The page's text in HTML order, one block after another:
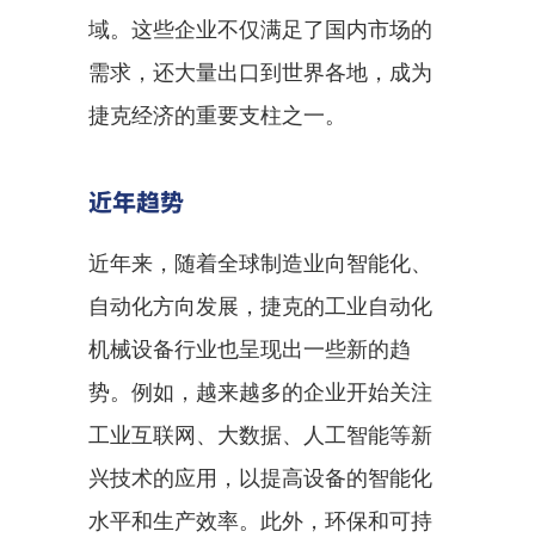
域。这些企业不仅满足了国内市场的
需求，还大量出口到世界各地，成为
捷克经济的重要支柱之一。
近年趋势
近年来，随着全球制造业向智能化、
自动化方向发展，捷克的工业自动化
机械设备行业也呈现出一些新的趋
势。例如，越来越多的企业开始关注
工业互联网、大数据、人工智能等新
兴技术的应用，以提高设备的智能化
水平和生产效率。此外，环保和可持